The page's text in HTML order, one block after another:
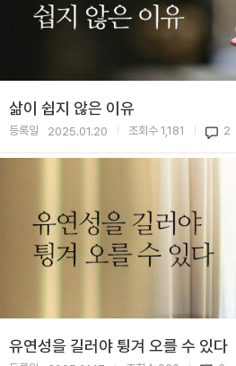
삶이 쉽지 않은 이유
등록일 2025.01.20 조회수 1,181 2
유연성을 길러야 튕겨 오를 수 있다